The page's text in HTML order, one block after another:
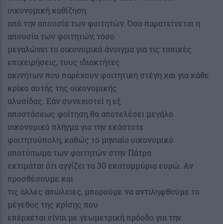
οικονομική καθίζηση
από την απουσία των φοιτητών. Όσο παρατείνεται η
απουσία των φοιτητών, τόσο
μεγαλώνει το οικονομικό άνοιγμα για τις τοπικές
επιχειρήσεις, τους ιδιοκτήτες
ακινήτων που παρέχουν φοιτητική στέγη και για κάθε
κρίκο αυτής της οικονομικής
αλυσίδας. Εάν συνεχιστεί η εξ
αποστάσεως φοίτηση θα αποτελέσει μεγάλο
οικονομικό πλήγμα για την εκάστοτε
φοιτητούπολη, καθώς το μηνιαίο οικονομικό
αποτύπωμα των φοιτητών στην Πάτρα
εκτιμάται ότι αγγίζει τα 30 εκατομμύρια ευρώ. Αν
προσθέσουμε και
τις άλλες απώλειες, μπορούμε να αντιληφθούμε το
μέγεθος της κρίσης που
επέρχεται είναι με γεωμετρική πρόοδο για την